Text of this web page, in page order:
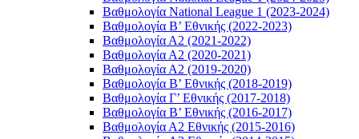
Βαθμολογία National League 1 (2023-2024)
Βαθμολογία Β’ Εθνικής (2022-2023)
Βαθμολογία Α2 (2021-2022)
Βαθμολογία Α2 (2020-2021)
Βαθμολογία Α2 (2019-2020)
Βαθμολογία B’ Εθνικής (2018-2019)
Βαθμολογία Γ’ Εθνικής (2017-2018)
Βαθμολογία Β’ Εθνικής (2016-2017)
Βαθμολογία Α2 Εθνικής (2015-2016)